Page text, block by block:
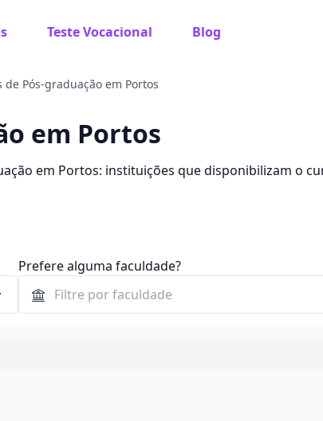
Teste Vocacional Blog
de Pós-graduação em Portos
em Portos
em Portos: instituições que disponibilizam o
Prefere alguma faculdade?